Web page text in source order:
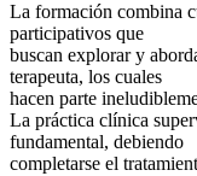
La formación combina
participativos que
buscan explorar y
terapeuta, los cuales
hacen parte
La práctica clínica
fundamental, debiendo
completarse el